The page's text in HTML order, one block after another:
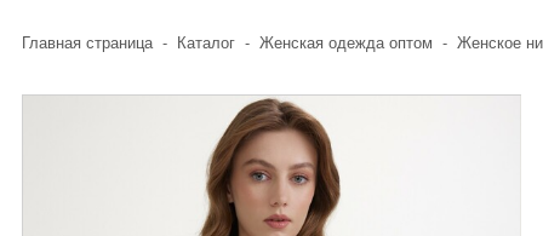
Главная страница - Каталог - Женская одежда оптом - Женское